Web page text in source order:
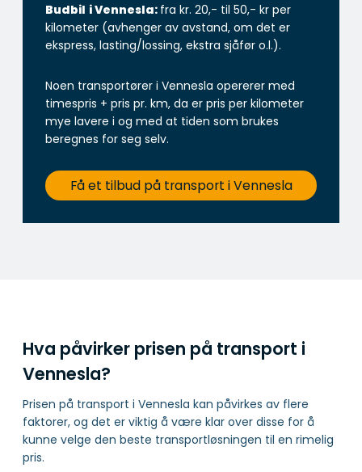
Budbil i Vennesla: fra kr. 20,- til 50,- kr per
kilometer (avhenger av avstand, om det er
ekspress, lasting/lossing, ekstra sjåfør o.l.).
Noen transportører i Vennesla opererer med
timespris + pris pr. km, da er pris per kilometer
mye lavere i og med at tiden som brukes
beregnes for seg selv.
Få et tilbud på transport i Vennesla
Hva påvirker prisen på transport i
Vennesla?
Prisen på transport i Vennesla kan påvirkes av flere
faktorer, og det er viktig å være klar over disse for å
kunne velge den beste transportløsningen til en rimelig
pris.